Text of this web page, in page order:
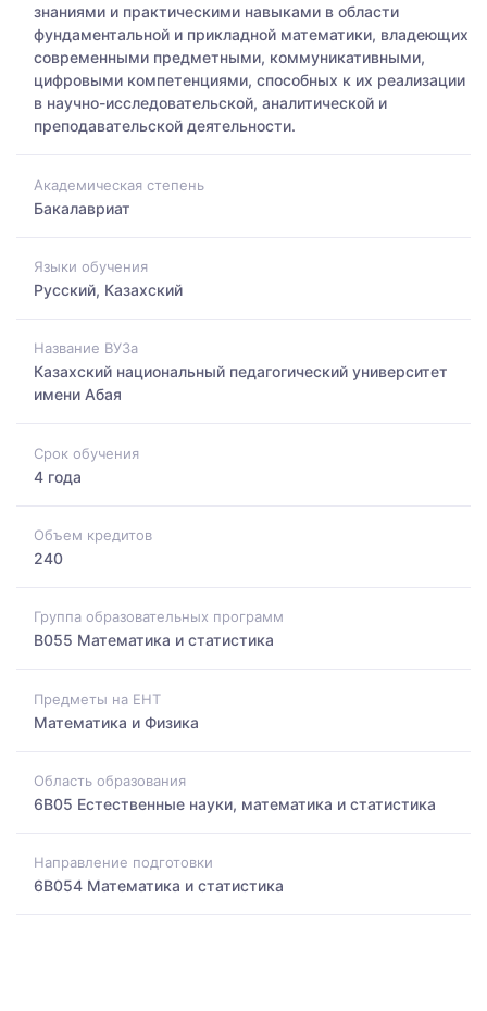
знаниями и практическими навыками в области
фундаментальной и прикладной математики, владеющих
современными предметными, коммуникативными,
цифровыми компетенциями, способных к их реализации
в научно-исследовательской, аналитической и
преподавательской деятельности.
Академическая степень
Бакалавриат
Языки обучения
Русский, Казахский
Название ВУЗа
Казахский национальный педагогический университет
имени Абая
Срок обучения
4 года
Объем кредитов
240
Группа образовательных программ
B055 Математика и статистика
Предметы на ЕНТ
Математика и Физика
Область образования
6B05 Естественные науки, математика и статистика
Направление подготовки
6B054 Математика и статистика